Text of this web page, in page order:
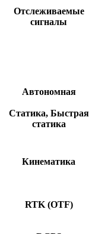
Отслеживаемые
сигналы
Автономная
Статика, Быстрая
статика
Кинематика
RTK (OTF)